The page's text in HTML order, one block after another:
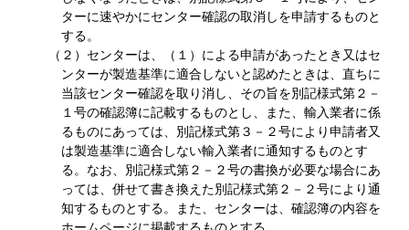
ターに速やかにセンター確認の取消しを申請するものと
する。
（２）センターは、（１）による申請があったとき又はセ
ンターが製造基準に適合しないと認めたときは、直ちに
当該センター確認を取り消し、その旨を別記様式第２－
１号の確認簿に記載するものとし、また、輸入業者に係
るものにあっては、別記様式第３－２号により申請者又
は製造基準に適合しない輸入業者に通知するものとす
る。なお、別記様式第２－２号の書換が必要な場合にあ
っては、併せて書き換えた別記様式第２－２号により通
知するものとする。また、センターは、確認簿の内容を